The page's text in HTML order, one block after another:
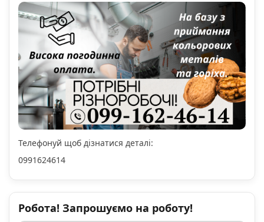
Телефонуй щоб дізнатися деталі:
0991624614
Робота! Запрошуємо на роботу!